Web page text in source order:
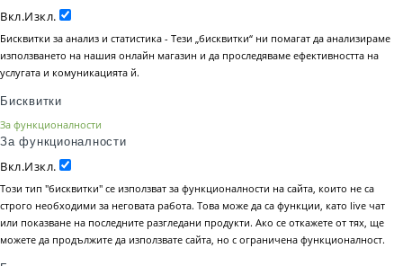
Вкл.Изкл.
Бисквитки за анализ и статистика - Тези „бисквитки“ ни помагат да анализираме
използването на нашия онлайн магазин и да проследяваме ефективността на
услугата и комуникацията й.
Бисквитки
За функционалности
За функционалности
Вкл.Изкл.
Този тип "бисквитки" се използват за функционалности на сайта, които не са
строго необходими за неговата работа. Това може да са функции, като live чат
или показване на последните разгледани продукти. Ако се откажете от тях, ще
можете да продължите да използвате сайта, но с ограничена функционалност.